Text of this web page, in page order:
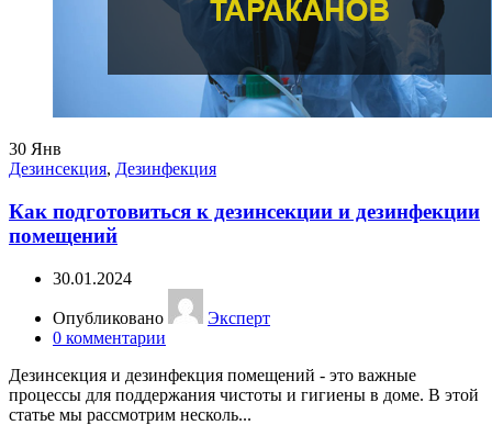
30 Янв
Дезинсекция, Дезинфекция
Как подготовиться к дезинсекции и дезинфекции
помещений
30.01.2024
Опубликовано
Эксперт
0 комментарии
Дезинсекция и дезинфекция помещений - это важные
процессы для поддержания чистоты и гигиены в доме. В этой
статье мы рассмотрим несколь...